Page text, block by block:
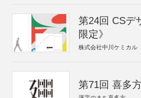
第24回 CSデ
限定》
株式会社中川ケミカル
第71回 喜多